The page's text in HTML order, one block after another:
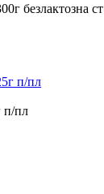
безлактозна ст
п/пл